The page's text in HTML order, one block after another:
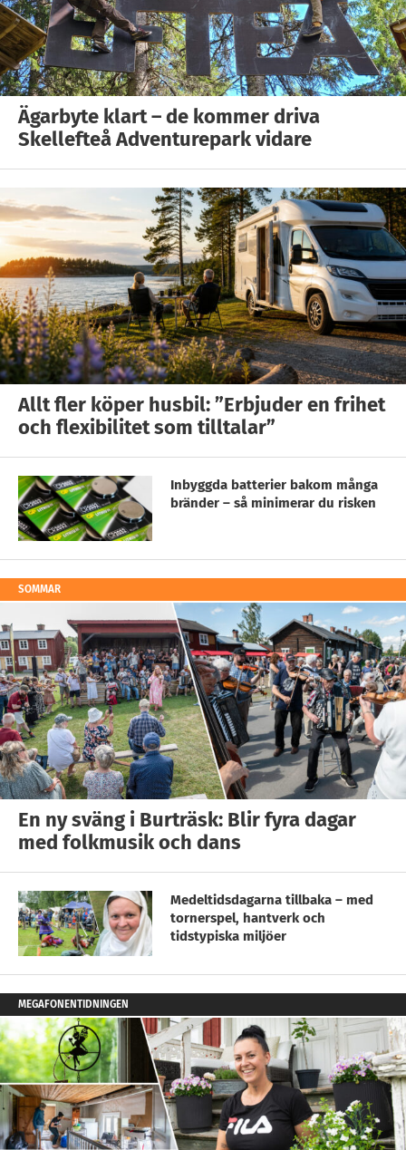
Ägarbyte klart – de kommer driva
Skellefteå Adventurepark vidare
Allt fler köper husbil: ”Erbjuder en frihet
och flexibilitet som tilltalar”
Inbyggda batterier bakom många
bränder – så minimerar du risken
SOMMAR
En ny sväng i Burträsk: Blir fyra dagar
med folkmusik och dans
Medeltidsdagarna tillbaka – med
tornerspel, hantverk och
tidstypiska miljöer
MEGAFONENTIDNINGEN